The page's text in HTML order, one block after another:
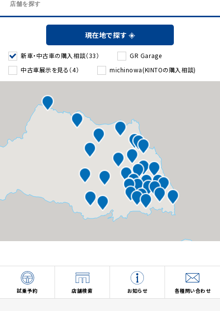
店舗を探す
現在地で探す
新車・中古車の購入相談（33）
GR Garage
中古車展示を見る（4）
michinowa(KINTOの購入相談)
試乗予約 店舗検索 お知らせ 各種問い合わせ